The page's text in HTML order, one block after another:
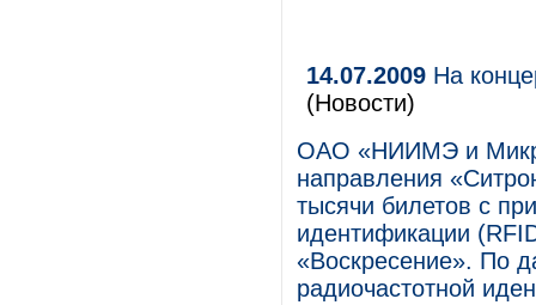
14.07.2009 На
(Новости)
ОАО «НИИМЭ и
направления
тысячи билетов с
идентификации
«Воскресение». По
радиочастотной